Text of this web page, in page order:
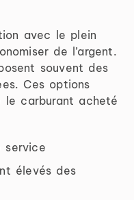
avec le plein
de l’argent.
souvent des
Ces options
le carburant acheté
service
élevés des